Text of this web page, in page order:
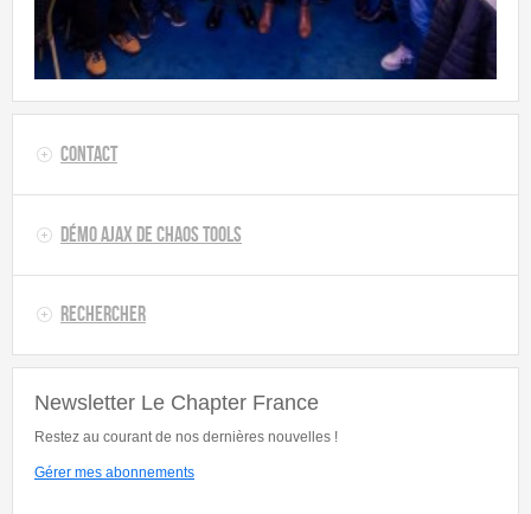
Contact
Démo AJAX de Chaos Tools
Rechercher
Newsletter Le Chapter France
Restez au courant de nos dernières nouvelles !
Gérer mes abonnements